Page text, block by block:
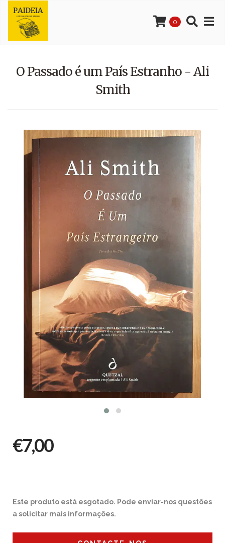
0
O Passado é um País Estranho - Ali
Smith
€7,00
Este produto está esgotado. Pode enviar-nos questões
a solicitar mais informações.